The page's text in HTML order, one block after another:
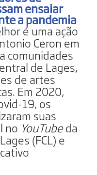
ensaiar
a pandemia
é uma ação
Ceron em
comunidades
de Lages,
de artes
Em 2020,
19, os
suas
no YouTubeda
(FCL) e